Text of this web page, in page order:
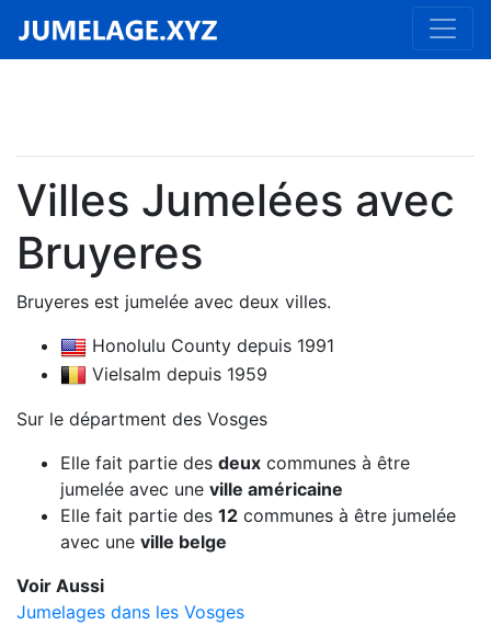
Villes Jumelées avec
Bruyeres
Bruyeres est jumelée avec deux villes.
Honolulu County depuis 1991
Vielsalm depuis 1959
Sur le départment des Vosges
Elle fait partie des deux communes à être
jumelée avec une ville américaine
Elle fait partie des 12 communes à être jumelée
avec une ville belge
Voir Aussi
Jumelages dans les Vosges